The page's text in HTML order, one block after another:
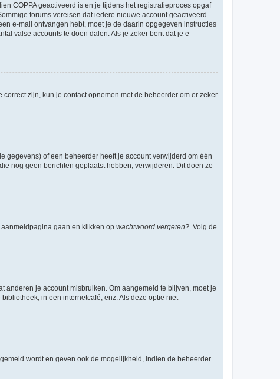
COPPA geactiveerd is en je tijdens het registratieproces opgaf
forums vereisen dat iedere nieuwe account geactiveerd
e-mail ontvangen hebt, moet je de daarin opgegeven instructies
valse accounts te doen dalen. Als je zeker bent dat je e-
zijn, kun je contact opnemen met de beheerder om er zeker
gegevens) of een beheerder heeft je account verwijderd om één
nog geen berichten geplaatst hebben, verwijderen. Dit doen ze
gaan en klikken op wachtwoord vergeten? . Volg de
je account misbruiken. Om aangemeld te blijven, moet je
in een internetcafé, enz. Als deze optie niet
wordt en geven ook de mogelijkheid, indien de beheerder